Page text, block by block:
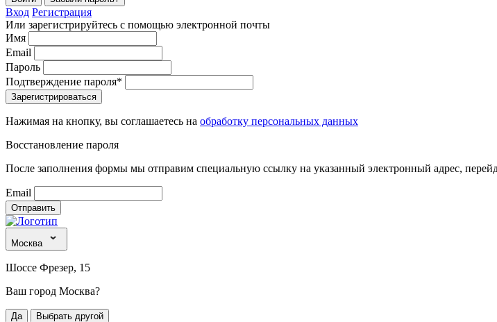
Вход Регистрация
Или зарегистрируйтесь с помощью электронной почты
Имя
Email
Пароль
Подтверждение пароля*
Зарегистрироваться
Нажимая на кнопку, вы соглашаетесь на обработку персональных данных
Восстановление пароля
После заполнения формы мы отправим специальную ссылку на указанный электронный адрес,
Email
Отправить
Москва
Шоссе Фрезер, 15
Ваш город Москва?
Да
Выбрать другой